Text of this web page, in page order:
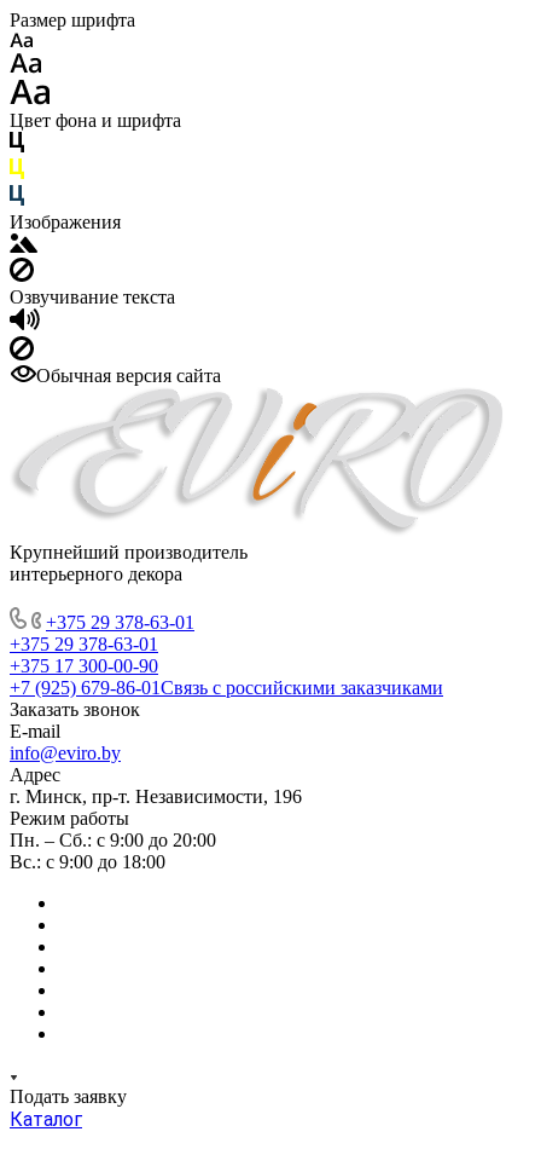
Размер шрифта
Цвет фона и шрифта
Изображения
Озвучивание текста
Обычная версия сайта
Крупнейший производитель
интерьерного декора
+375 29 378-63-01
+375 29 378-63-01
+375 17 300-00-90
+7 (925) 679-86-01Связь с российскими заказчиками
Заказать звонок
E-mail
info@eviro.by
Адрес
г. Минск, пр-т. Независимости, 196
Режим работы
Пн. – Сб.: с 9:00 до 20:00
Вс.: с 9:00 до 18:00
Подать заявку
Каталог